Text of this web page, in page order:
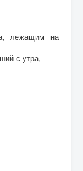
лежащим на
с утра,